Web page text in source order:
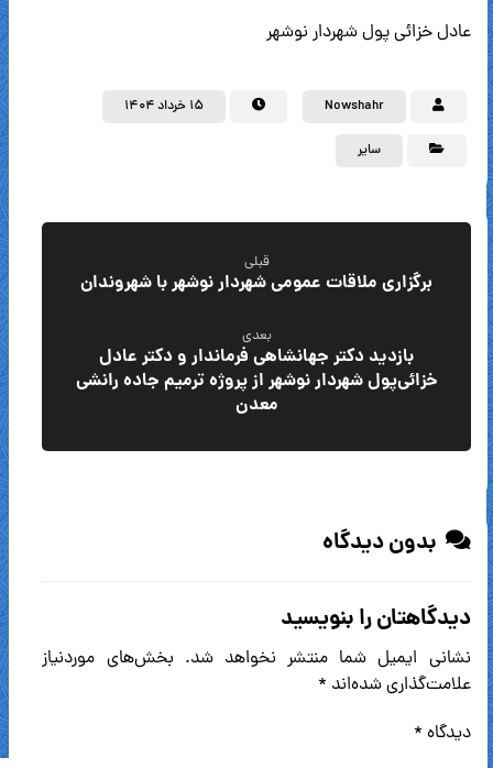
عادل خزائی پول شهردار نوشهر
Nowshahr ۱۵ خرداد ۱۴۰۴
سایر
قبلی
برگزاری ملاقات عمومی شهردار نوشهر با شهروندان
بعدی
بازدید دکتر جهانشاهی فرماندار و دکتر عادل
خزائی‌پول شهردار نوشهر از پروژه ترمیم جاده رانشی
معدن
بدون دیدگاه
دیدگاهتان را بنویسید
نشانی ایمیل شما منتشر نخواهد شد. بخش‌های موردنیاز
علامت‌گذاری شده‌اند *
دیدگاه *